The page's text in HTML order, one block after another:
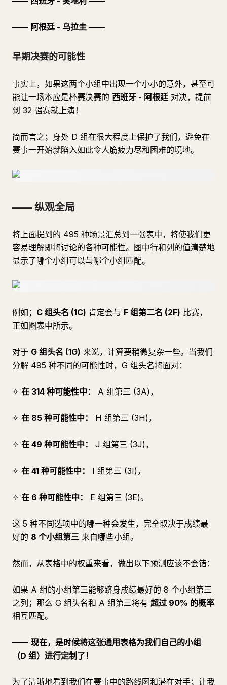
—— 阿根廷 - 乌拉圭 ——
早期决赛的可能性
事实上，如果这两个小组中出现一个小小的意外，甚至可
能让一场本应是杯赛决赛的 西班牙 - 阿根廷对决，提前
到 32 强赛就上演！
简而言之；身处 D 组在很大程度上保护了我们，避免在
赛事一开始就陷入如此令人筋疲力尽和困难的境地。
—— 纵观全局
将上面提到的 495 种场景汇总到一张表中，将使我们更
容易理解即将讨论的各种可能性。图中行和列的值清楚地
显示了哪个小组可以与哪个小组匹配。
例如； C 组头名 (1C) 肯定会与 F 组第二名 (2F) 比赛，
正如图表中所示。
对于 G 组头名 (1G) 来说，计算要稍微复杂一些。当我们
分解 495 种不同的可能性时，G 组头名将面对：
✧ 在 314 种可能性中： A 组第三 (3A)，
✧ 在 85 种可能性中： H 组第三 (3H)，
✧ 在 49 种可能性中： J 组第三 (3J)，
✧ 在 41 种可能性中： I 组第三 (3I)，
✧ 在 6 种可能性中： E 组第三 (3E)。
这 5 种不同选项中的哪一种会发生，完全取决于成绩最
好的 8 个小组第三 来自哪些小组。
然而，从表格中的权重来看，做出以下预测应该不会错：
如果 A 组的小组第三能够跻身成绩最好的 8 个小组第三
之列；那么 G 组头名和 A 组第三将有 超过 90% 的概率
相互匹配。
—— 现在，是时候将这张通用表格为我们自己的小组
（D 组）进行定制了！
为了清晰地看到我们在赛事中的路线图和潜在对手；让我